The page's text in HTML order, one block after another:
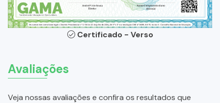
Certificado - Verso
Avaliações
Veja nossas avaliações e confira os resultados que